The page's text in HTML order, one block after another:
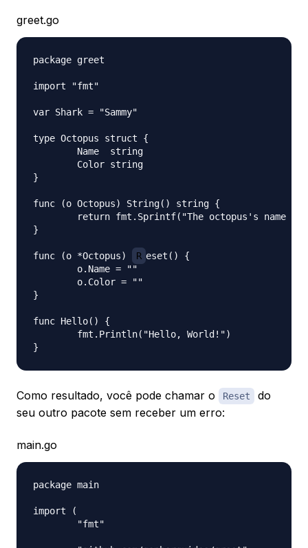
greet.go
package greet
import "fmt"
var Shark = "Sammy"
type Octopus struct {
}
func (o Octopus) String() string {
}
func (o *Octopus) R eset() {
}
func Hello() {
Como resultado, você pode chamar o Reset
do
seu outro pacote sem receber um erro:
main.go
package main
import (